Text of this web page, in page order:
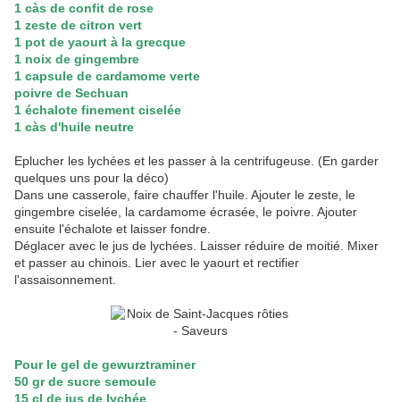
1 càs de confit de rose
1 zeste de citron vert
1 pot de yaourt à la grecque
1 noix de gingembre
1 capsule de cardamome verte
poivre de Sechuan
1 échalote finement ciselée
1 càs d'huile neutre
Eplucher les lychées et les passer à la centrifugeuse. (En garder
quelques uns pour la déco)
Dans une casserole, faire chauffer l'huile. Ajouter le zeste, le
gingembre ciselée, la cardamome écrasée, le poivre. Ajouter
ensuite l'échalote et laisser fondre.
Déglacer avec le jus de lychées. Laisser réduire de moitié. Mixer
et passer au chinois. Lier avec le yaourt et rectifier
l'assaisonnement.
Pour le gel de gewurztraminer
50 gr de sucre semoule
15 cl de jus de lychée